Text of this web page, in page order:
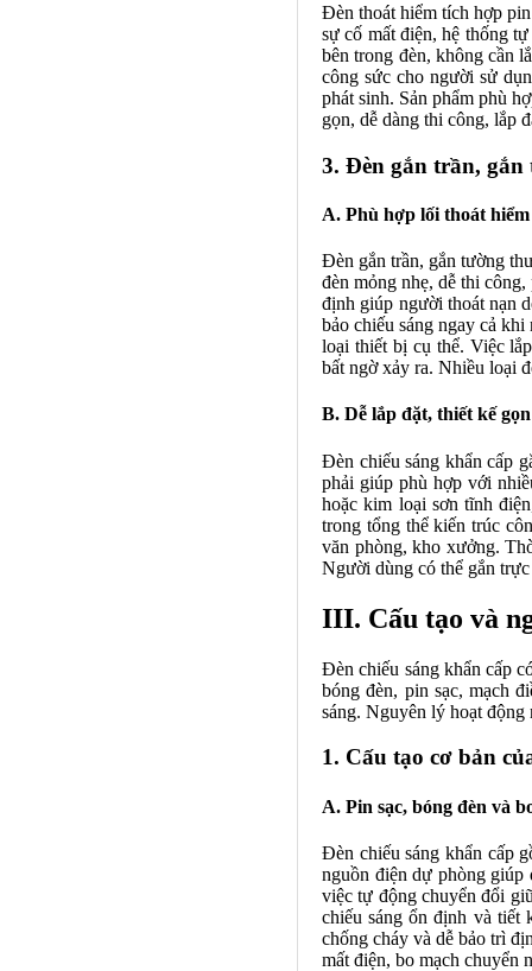
Đèn thoát hiểm tích hợp
sự cố mất điện, hệ thống
bên trong đèn, không cần
công sức cho người sử
phát sinh. Sản phẩm phù
gọn, dễ dàng thi công, lắp
3. Đèn gắn trần, gắn
A. Phù hợp lối thoát
Đèn gắn trần, gắn tường
đèn mỏng nhẹ, dễ thi
định giúp người thoát nạn
bảo chiếu sáng ngay cả
loại thiết bị cụ thể. Việc
bất ngờ xảy ra. Nhiều loại
B. Dễ lắp đặt, thiết kế
Đèn chiếu sáng khẩn cấp
phải giúp phù hợp với
hoặc kim loại sơn tĩnh
trong tổng thể kiến trúc
văn phòng, kho xưởng.
Người dùng có thể gắn
III. Cấu tạo và
Đèn chiếu sáng khẩn cấp
bóng đèn, pin sạc, mạch
sáng. Nguyên lý hoạt
1. Cấu tạo cơ bản
A. Pin sạc, bóng đèn và
Đèn chiếu sáng khẩn cấp
nguồn điện dự phòng giúp
việc tự động chuyển đổi
chiếu sáng ổn định và tiết
chống cháy và dễ bảo trì
mất điện, bo mạch chuyển